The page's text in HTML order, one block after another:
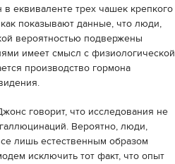
еквиваленте трех чашек крепкого
показывают данные, что люди,
вероятностью подвержены
имеет смысл с физиологической
производство гормона
говорит, что исследования не
Вероятно, люди,
лишь естественным образом
исключить тот факт, что опыт